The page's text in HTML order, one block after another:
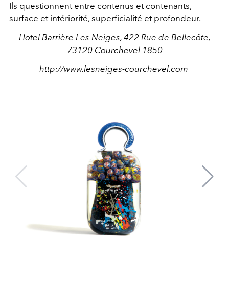
Ils questionnent entre contenus et contenants,
surface et intériorité, superficialité et profondeur.
Hotel Barrière Les Neiges, 422 Rue de Bellecôte,
73120 Courchevel 1850
http://www.lesneiges-courchevel.com